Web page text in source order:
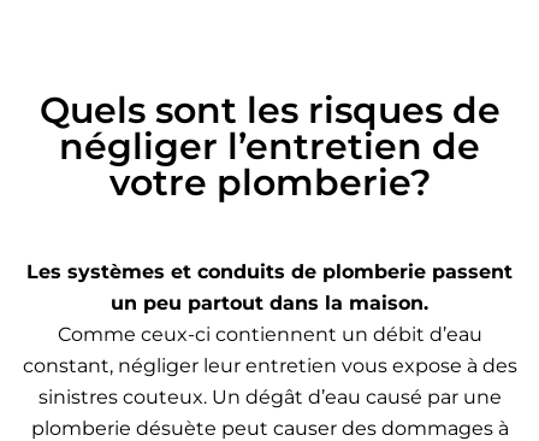
Quels sont les risques de
négliger l’entretien de
votre plomberie?
Les systèmes et conduits de plomberie passent
un peu partout dans la maison.
Comme ceux-ci contiennent un débit d’eau
constant, négliger leur entretien vous expose à des
sinistres couteux. Un dégât d’eau causé par une
plomberie désuète peut causer des dommages à